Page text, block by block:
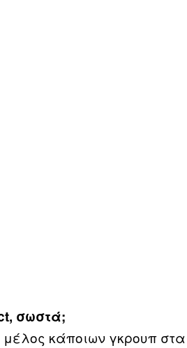
σωστά;
κάποιων γκρουπ στα